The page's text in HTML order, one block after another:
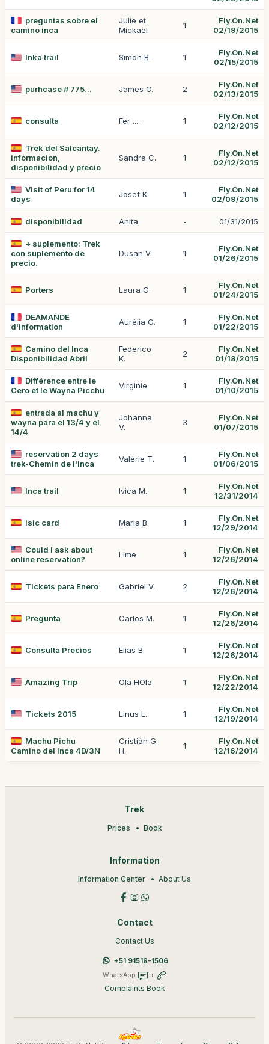
preguntas sobre el
camino inca
Julie et
Mickaël
1
Fly.On.Net
02/19/2015
Inka trail Simon B. 1
Fly.On.Net
02/15/2015
purhcase # 775... James O. 2
Fly.On.Net
02/13/2015
consulta Fer ..... 1
Fly.On.Net
02/12/2015
Trek del Salcantay.
informacion,
disponibilidad y precio
Sandra C. 1
Fly.On.Net
02/12/2015
Visit of Peru for 14
days
Josef K. 1
Fly.On.Net
02/09/2015
disponibilidad Anita - 01/31/2015
+ suplemento: Trek
con suplemento de
precio.
Dusan V. 1
Fly.On.Net
01/26/2015
Porters Laura G. 1
Fly.On.Net
01/24/2015
DEAMANDE
d'information
Aurélia G. 1
Fly.On.Net
01/22/2015
Camino del Inca
Disponibilidad Abril
Federico
K.
2
Fly.On.Net
01/18/2015
Différence entre le
Cero et le Wayna Picchu
Virginie 1
Fly.On.Net
01/10/2015
entrada al machu y
wayna para el 13/4 y el
14/4
Johanna
V.
3
Fly.On.Net
01/07/2015
reservation 2 days
trek-Chemin de l'Inca
Valérie T. 1
Fly.On.Net
01/06/2015
Inca trail Ivica M. 1
Fly.On.Net
12/31/2014
isic card Maria B. 1
Fly.On.Net
12/29/2014
Could I ask about
online reservation?
Lime 1
Fly.On.Net
12/26/2014
Tickets para Enero Gabriel V. 2
Fly.On.Net
12/26/2014
Pregunta Carlos M. 1
Fly.On.Net
12/26/2014
Consulta Precios Elias B. 1
Fly.On.Net
12/26/2014
Amazing Trip Ola HOla 1
Fly.On.Net
12/22/2014
Tickets 2015 Linus L. 1
Fly.On.Net
12/19/2014
Machu Pichu
Camino del Inca 4D/3N
Cristián G.
H.
1
Fly.On.Net
12/16/2014
Trek
Prices Book
Information
Information Center About Us
Contact
Contact Us
+51 91518-1506
WhatsApp +
Complaints Book